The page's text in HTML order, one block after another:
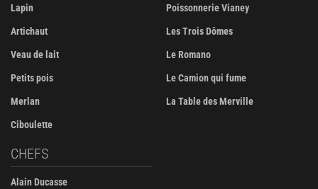
Lapin
Artichaut
Veau de lait
Petits pois
Merlan
Ciboulette
Poissonnerie Vianey
Les Trois Dômes
Le Romano
Le Camion qui fume
La Table des Merville
CHEFS
Alain Ducasse